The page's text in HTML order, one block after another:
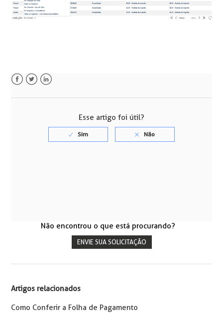
Esse artigo foi útil?
Não encontrou o que está procurando?
ENVIE SUA SOLICITAÇÃO
Artigos relacionados
Como Conferir a Folha de Pagamento